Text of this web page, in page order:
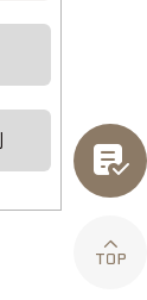

